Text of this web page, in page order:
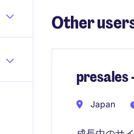
Other
presales
Japan